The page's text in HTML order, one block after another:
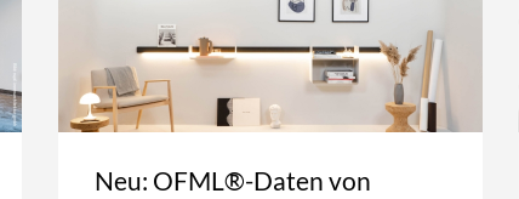
Neu: OFML®-Daten von